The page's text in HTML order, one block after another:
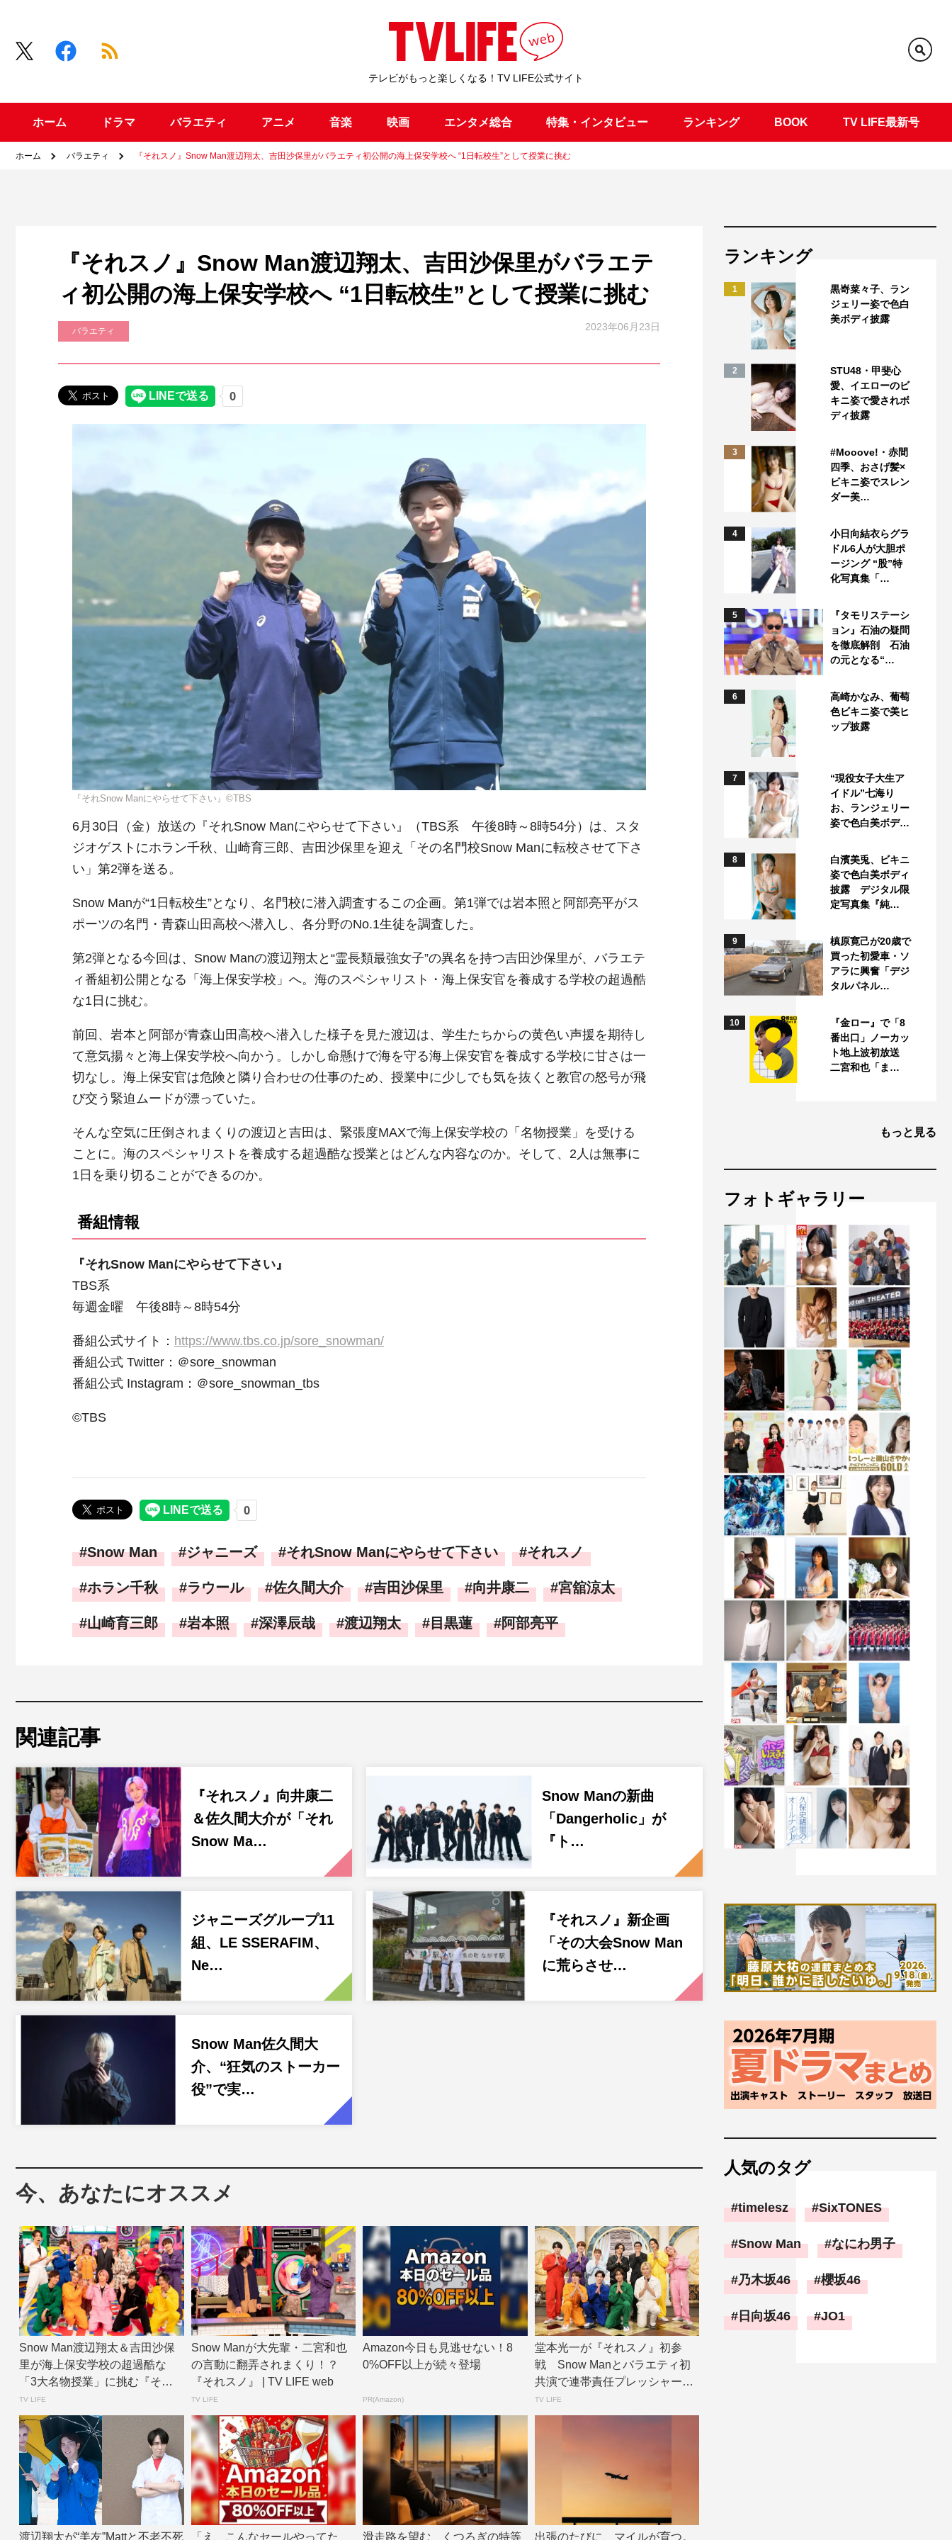
テレビがもっと楽しくなる！TV LIFE公式サイト
ホーム ドラマ バラエティ アニメ 音楽 映画 エンタメ総合 特集・インタビュー ランキング BOOK TV LIFE最新号
ホーム バラエティ 『それスノ』Snow Man渡辺翔太、吉田沙保里がバラエティ初公開の海上保安学校へ “1日転校生”として授業に挑む
『それスノ』Snow Man渡辺翔太、吉田沙保里がバラエテ
ィ初公開の海上保安学校へ “1日転校生”として授業に挑む
バラエティ 2023年06月23日
『それSnow Manにやらせて下さい』©TBS
6月30日（金）放送の『それSnow Manにやらせて下さい』（TBS系 午後8時～8時54分）は、スタ
ジオゲストにホラン千秋、山崎育三郎、吉田沙保里を迎え「その名門校Snow Manに転校させて下さ
い」第2弾を送る。
Snow Manが“1日転校生”となり、名門校に潜入調査するこの企画。第1弾では岩本照と阿部亮平がス
ポーツの名門・青森山田高校へ潜入し、各分野のNo.1生徒を調査した。
第2弾となる今回は、Snow Manの渡辺翔太と“霊長類最強女子”の異名を持つ吉田沙保里が、バラエテ
ィ番組初公開となる「海上保安学校」へ。海のスペシャリスト・海上保安官を養成する学校の超過酷
な1日に挑む。
前回、岩本と阿部が青森山田高校へ潜入した様子を見た渡辺は、学生たちからの黄色い声援を期待し
て意気揚々と海上保安学校へ向かう。しかし命懸けで海を守る海上保安官を養成する学校に甘さは一
切なし。海上保安官は危険と隣り合わせの仕事のため、授業中に少しでも気を抜くと教官の怒号が飛
び交う緊迫ムードが漂っていた。
そんな空気に圧倒されまくりの渡辺と吉田は、緊張度MAXで海上保安学校の「名物授業」を受ける
ことに。海のスペシャリストを養成する超過酷な授業とはどんな内容なのか。そして、2人は無事に
1日を乗り切ることができるのか。
番組情報
『それSnow Manにやらせて下さい』
TBS系
毎週金曜 午後8時～8時54分
番組公式サイト： https://www.tbs.co.jp/sore_snowman/
番組公式 Twitter：＠sore_snowman
番組公式 Instagram：＠sore_snowman_tbs
©TBS
Snow Man ジャニーズ それSnow Manにやらせて下さい それスノ
ホラン千秋 ラウール 佐久間大介 吉田沙保里 向井康二 宮舘涼太
山崎育三郎 岩本照 深澤辰哉 渡辺翔太 目黒蓮 阿部亮平
関連記事
『それスノ』向井康二
＆佐久間大介が「それ
Snow Ma…
Snow Manの新曲
「Dangerholic」が
『ト…
ジャニーズグループ11
組、LE SSERAFIM、
Ne…
『それスノ』新企画
「その大会Snow Man
に荒らさせ…
Snow Man佐久間大
介、“狂気のストーカー
役”で実…
今、あなたにオススメ
Snow Man渡辺翔太＆吉田沙保
里が海上保安学校の超過酷な
「3大名物授業」に挑む『それ
スノ』 | ...
TV LIFE
Snow Manが大先輩・二宮和也
の言動に翻弄されまくり！？
『それスノ』 | TV LIFE web
TV LIFE
Amazon今日も見逃せない！8
0%OFF以上が続々登場
PR(Amazon)
堂本光一が『それスノ』初参
戦 Snow Manとバラエティ初
共演で連帯責任プレッシャーゲ
ームに挑戦 ...
TV LIFE
渡辺翔太が“美友”Mattと不老不死 「え、こんなセールやってた 滑走路を望む、くつろぎの特等 出張のたびに、マイルが育つ。
ランキング
1
黒嵜菜々子、ラン
ジェリー姿で色白
美ボディ披露
2
STU48・甲斐心
愛、イエローのビ
キニ姿で愛されボ
ディ披露
3
#Mooove!・赤間
四季、おさげ髪×
ビキニ姿でスレン
ダー美…
4
小日向結衣らグラ
ドル6人が大胆ポ
ージング “股”特
化写真集「…
5
『タモリステーシ
ョン』石油の疑問
を徹底解剖 石油
の元となる“…
6
高崎かなみ、葡萄
色ビキニ姿で美ヒ
ップ披露
7
“現役女子大生ア
イドル”七海り
お、ランジェリー
姿で色白美ボデ…
8
白濱美兎、ビキニ
姿で色白美ボディ
披露 デジタル限
定写真集『純…
9
槙原寛己が20歳で
買った初愛車・ソ
アラに興奮「デジ
タルパネル…
10
『金ロー』で「8
番出口」ノーカッ
ト地上波初放送
二宮和也「ま…
もっと見る
フォトギャラリー
人気のタグ
timelesz SixTONES
Snow Man なにわ男子
乃木坂46 櫻坂46
日向坂46 JO1